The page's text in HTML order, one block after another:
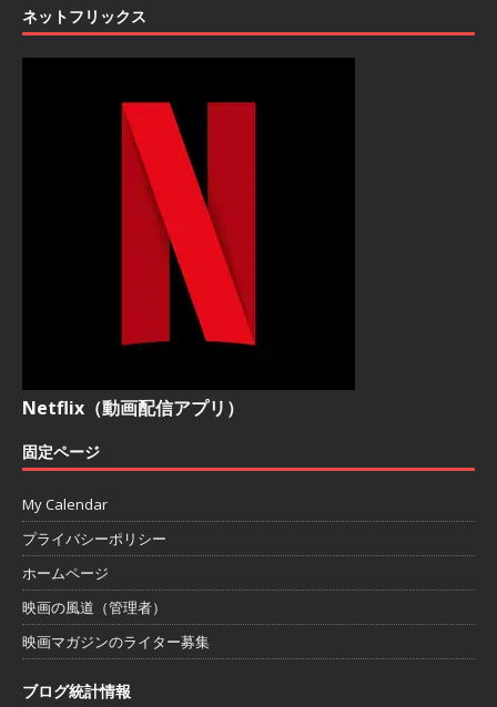
ネットフリックス
Netflix（動画配信アプリ）
固定ページ
My Calendar
プライバシーポリシー
ホームページ
映画の風道（管理者）
映画マガジンのライター募集
ブログ統計情報